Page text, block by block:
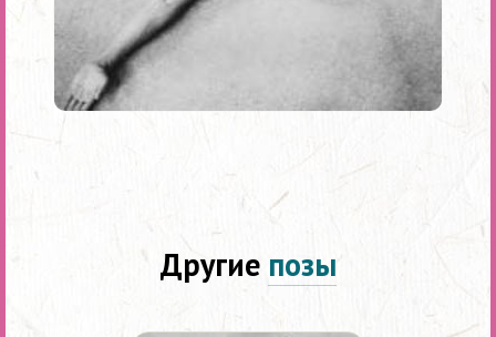
Другие позы